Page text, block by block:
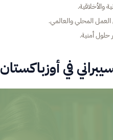
والأخلاقية.
المحلي والعالمي.
حلول أمنية.
في أوزباكستان